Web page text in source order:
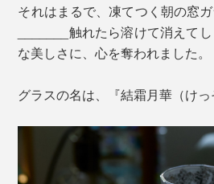
それはまるで、凍てつく朝の窓
_______触れたら溶けて消えて
な美しさに、心を奪われました。
グラスの名は、『結霜月華（けっ